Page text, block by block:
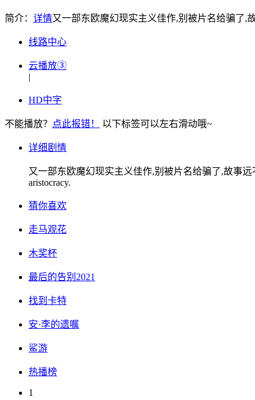
简介： 详情又一部东欧魔幻现实主义佳作,别被片名给骗了,
线路中心
云播放③
|
HD中字
不能播放？ 点此报错！ 以下标签可以左右滑动哦~
详细剧情
又一部东欧魔幻现实主义佳作,别被片名给骗了,故事远
aristocracy.
猜你喜欢
走马观花
木奖杯
最后的告别2021
找到卡特
安·李的遗嘱
鲨游
热播榜
1